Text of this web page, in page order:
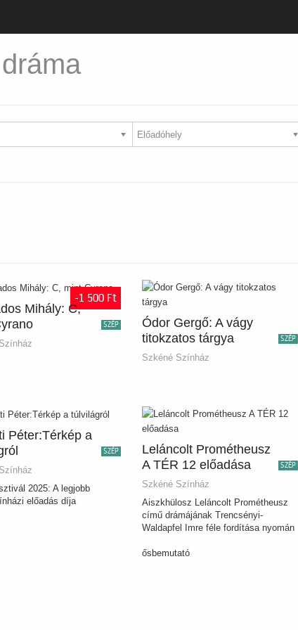
-1 500 Ft
Mihály: C,
SZÉP
Ódor Gergő: A vágy
titokzatos tárgya
SZÉP
Szkéné Színház
Péter:Térkép a
SZÉP
2025: A legjobb
előadás díja
Leláncolt Prométheusz
A TÉR 12 előadása
SZÉP
Szkéné Színház
Aiszkhülosz Leláncolt Prométheusz
című drámájának Trencsényi-
Waldapfel Imre féle fordítása nyomán
ősbemutató